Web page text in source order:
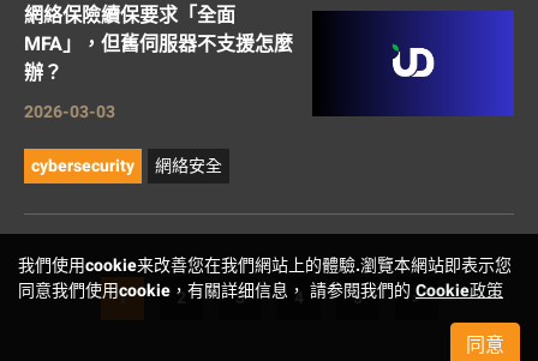
網絡保險續保要求「全面
MFA」，但舊伺服器不支援怎麼
辦？
2026-03-03
cybersecurity 網絡安全
1 2 3 4 5 >
我們使用cookie来改善您在我們網站上的體驗.瀏覽本網站即表示您
同意我們使用cookie，有關詳细信息， 請参閱我們的 Cookie政策
同意